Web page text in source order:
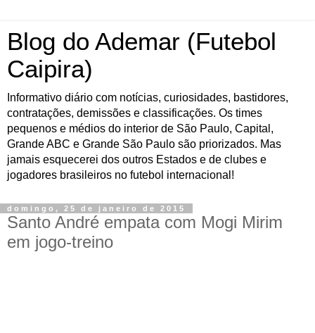
Blog do Ademar (Futebol
Caipira)
Informativo diário com notícias, curiosidades, bastidores,
contratações, demissões e classificações. Os times
pequenos e médios do interior de São Paulo, Capital,
Grande ABC e Grande São Paulo são priorizados. Mas
jamais esquecerei dos outros Estados e de clubes e
jogadores brasileiros no futebol internacional!
domingo, 25 de janeiro de 2015
Santo André empata com Mogi Mirim
em jogo-treino